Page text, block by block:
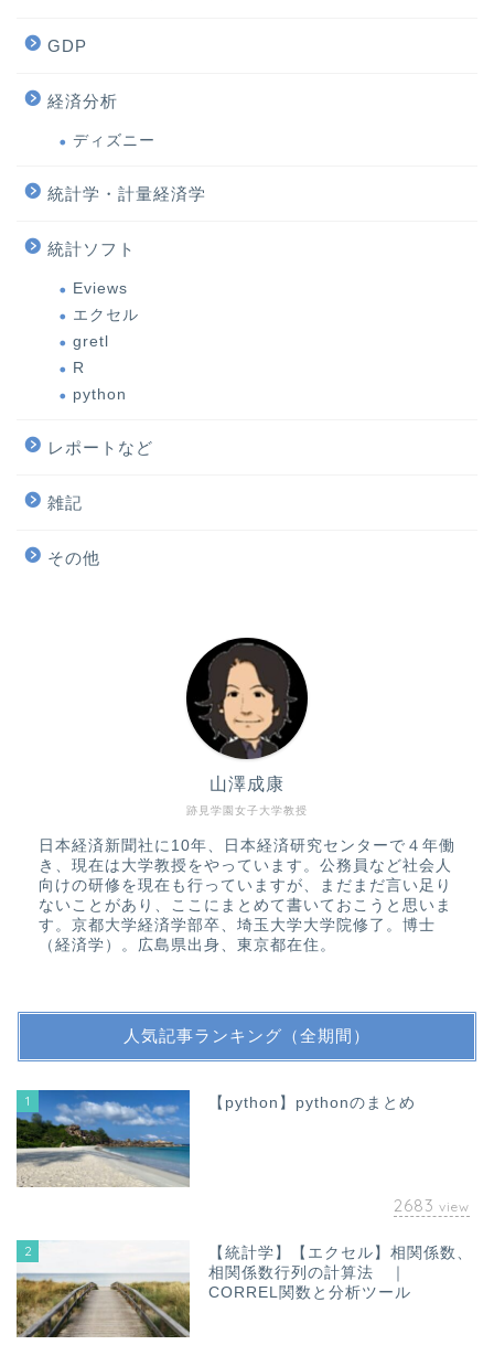
GDP
経済分析
ディズニー
統計学・計量経済学
統計ソフト
Eviews
エクセル
gretl
R
python
レポートなど
雑記
その他
跡見学園女子大学教授
山澤成康
日本経済新聞社に10年、日本経済研究センターで４年働
き、現在は大学教授をやっています。公務員など社会人
向けの研修を現在も行っていますが、まだまだ言い足り
ないことがあり、ここにまとめて書いておこうと思いま
す。京都大学経済学部卒、埼玉大学大学院修了。博士
（経済学）。広島県出身、東京都在住。
人気記事ランキング（全期間）
1 【python】pythonのまとめ
2683 view
2
【統計学】【エクセル】相関係数、
相関係数行列の計算法 ｜
CORREL関数と分析ツール